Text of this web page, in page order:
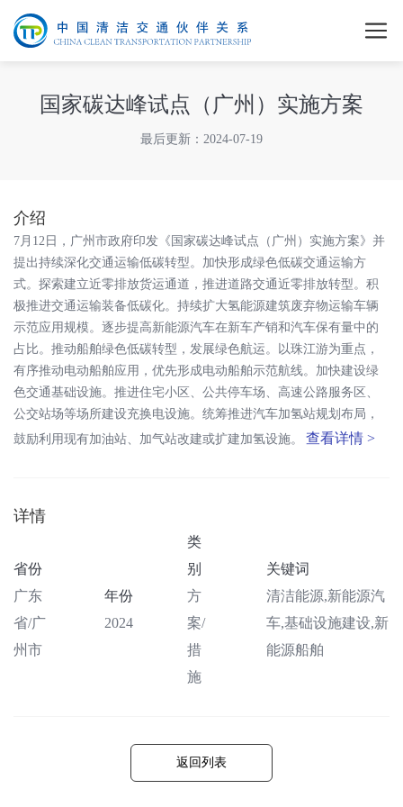
国家碳达峰试点（广州）实施方案
最后更新：2024-07-19
介绍
7月12日，广州市政府印发《国家碳达峰试点（广州）实施方案》并
提出持续深化交通运输低碳转型。加快形成绿色低碳交通运输方
式。探索建立近零排放货运通道，推进道路交通近零排放转型。积
极推进交通运输装备低碳化。持续扩大氢能源建筑废弃物运输车辆
示范应用规模。逐步提高新能源汽车在新车产销和汽车保有量中的
占比。推动船舶绿色低碳转型，发展绿色航运。以珠江游为重点，
有序推动电动船舶应用，优先形成电动船舶示范航线。加快建设绿
色交通基础设施。推进住宅小区、公共停车场、高速公路服务区、
公交站场等场所建设充换电设施。统筹推进汽车加氢站规划布局，
鼓励利用现有加油站、加气站改建或扩建加氢设施。
查看详情 >
详情
省份
广东
省/广
州市
年份
2024
类
别
方
案/
措
施
关键词
清洁能源,新能源汽
车,基础设施建设,新
能源船舶
返回列表